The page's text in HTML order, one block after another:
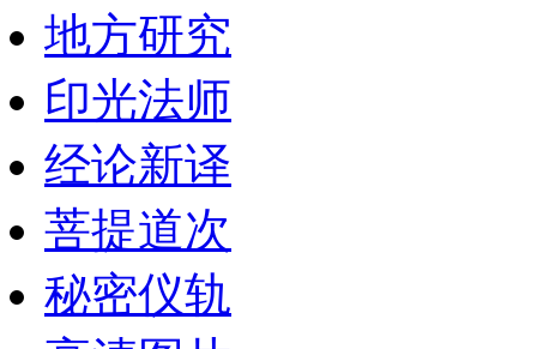
地方研究
印光法师
经论新译
菩提道次
秘密仪轨